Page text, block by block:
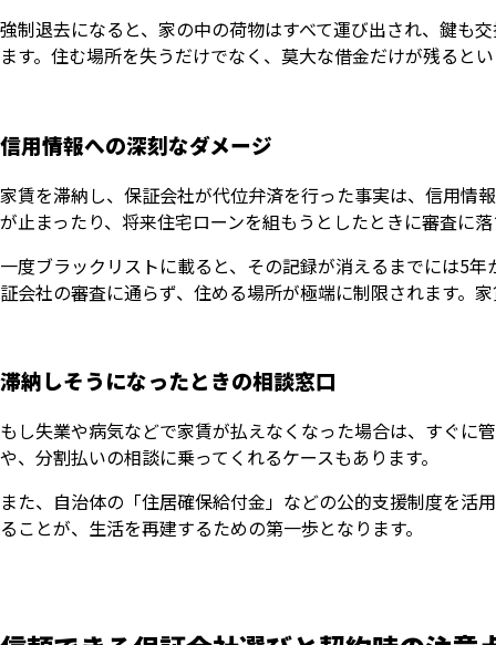
強制退去になると、家の中の荷物はすべて運び出され、鍵も
ます。住む場所を失うだけでなく、莫大な借金だけが残ると
信用情報への深刻なダメージ
家賃を滞納し、保証会社が代位弁済を行った事実は、信用情
が止まったり、将来住宅ローンを組もうとしたときに審査に
一度ブラックリストに載ると、その記録が消えるまでには5
証会社の審査に通らず、住める場所が極端に制限されます。
滞納しそうになったときの相談窓口
もし失業や病気などで家賃が払えなくなった場合は、すぐに
や、分割払いの相談に乗ってくれるケースもあります。
また、自治体の「住居確保給付金」などの公的支援制度を活
ることが、生活を再建するための第一歩となります。